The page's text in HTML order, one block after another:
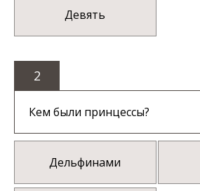
Девять
2
Кем были принцессы?
Дельфинами